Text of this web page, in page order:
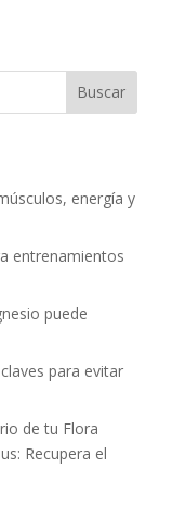
Buscar
energía y
entrenamientos
puede
para evitar
de tu Flora
Recupera el